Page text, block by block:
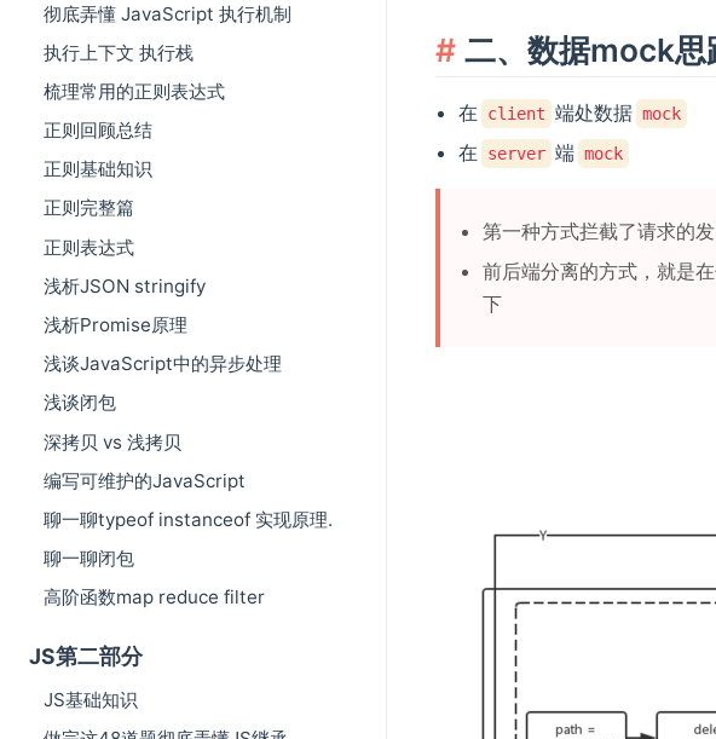
彻底弄懂 JavaScript 执行机制
执行上下文 执行栈
梳理常用的正则表达式
正则回顾总结
正则基础知识
正则完整篇
正则表达式
浅析JSON stringify
浅析Promise原理
浅谈JavaScript中的异步处理
浅谈闭包
深拷贝 vs 浅拷贝
编写可维护的JavaScript
聊一聊typeof instanceof 实现原理.
聊一聊闭包
高阶函数map reduce filter
JS第二部分
JS基础知识
二、数据mock思
在 client 端处数据 mock
在 server 端 mock
第一种方式拦截了请求的
前后端分离的方式，就是
下